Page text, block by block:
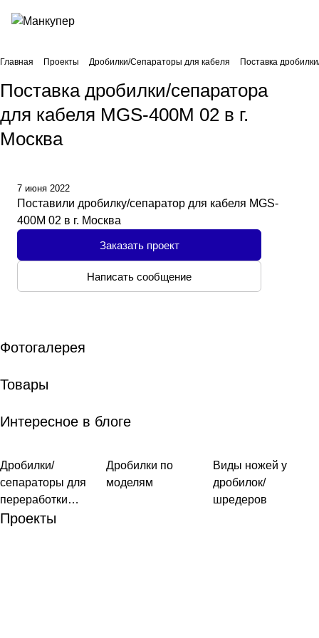
Главная Проекты Дробилки/Сепараторы для кабеля Поставка
Поставка дробилки/сепаратора
для кабеля MGS-400M 02 в г.
Москва
7 июня 2022
Поставили дробилку/сепаратор для кабеля MGS-
400M 02 в г. Москва
Заказать проект
Написать сообщение
Фотогалерея
Товары
Интересное в блоге
Дробилки/
Дробилки/
сепараторы для
переработки
кабеля
Дробилки/
Дробилки по
моделям
Дробилки/
сепараторы
Виды ножей у
дробилок/
шредеров
Проекты